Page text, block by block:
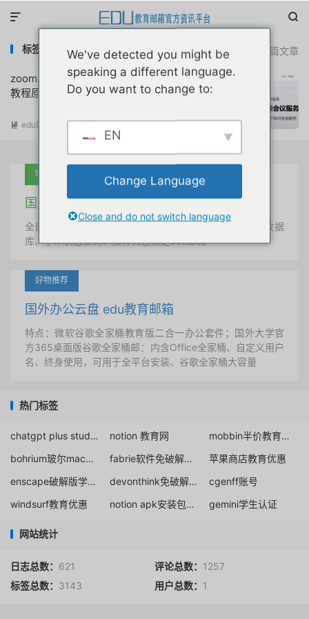


共 1 篇文章
标签：zoom注册
zoom.edu.cn视频会议服务免费申请注册
教程原创首发2020
 edu国内优惠 阅读(8230)
吐血推荐
国外学术美国 edu教育邮箱
全网唯一首发、自定义用户名、终身使用、学术文献数据
库、学术状态查询、教育优惠指定edu邮箱
好物推荐
国外办公云盘 edu教育邮箱
特点：微软谷歌全家桶教育版二合一办公套件；国外大学官
方365桌面版谷歌全家桶邮：内含Office全家桶、自定义用户
名、终身使用，可用于全平台安装、谷歌全家桶大容量
热门标签
chatgpt plus student plan notion 教育网
mobbin半价教育折扣
bohrium玻尔macOS客户端免费下载
fabrie软件免破解方法
苹果商店教育优惠
enscape破解版学生免费下载
devonthink免破解正版获取教育折扣
cgenff账号
windsurf教育优惠
notion apk安装包下载 gemini学生认证
网站统计
日志总数： 621 评论总数： 1257
标签总数： 3143 用户总数： 1
We've detected you might be
speaking a different language.
Do you want to change to:
EN
Change Language
Close and do not switch language